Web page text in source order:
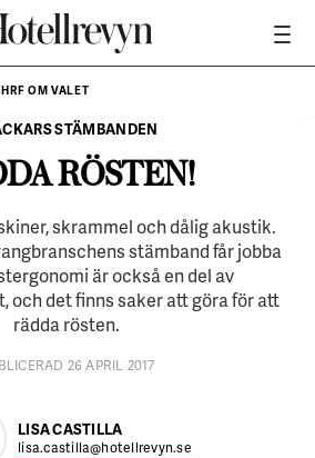
OM VALET
STÄMBANDEN
RÖSTEN!
skrammel och dålig akustik.
stämband får jobba
är också en del av
och det finns saker att göra för att
rädda rösten.
26 APRIL 2017
LISA CASTILLA
lisa.castilla@hotellrevyn.se